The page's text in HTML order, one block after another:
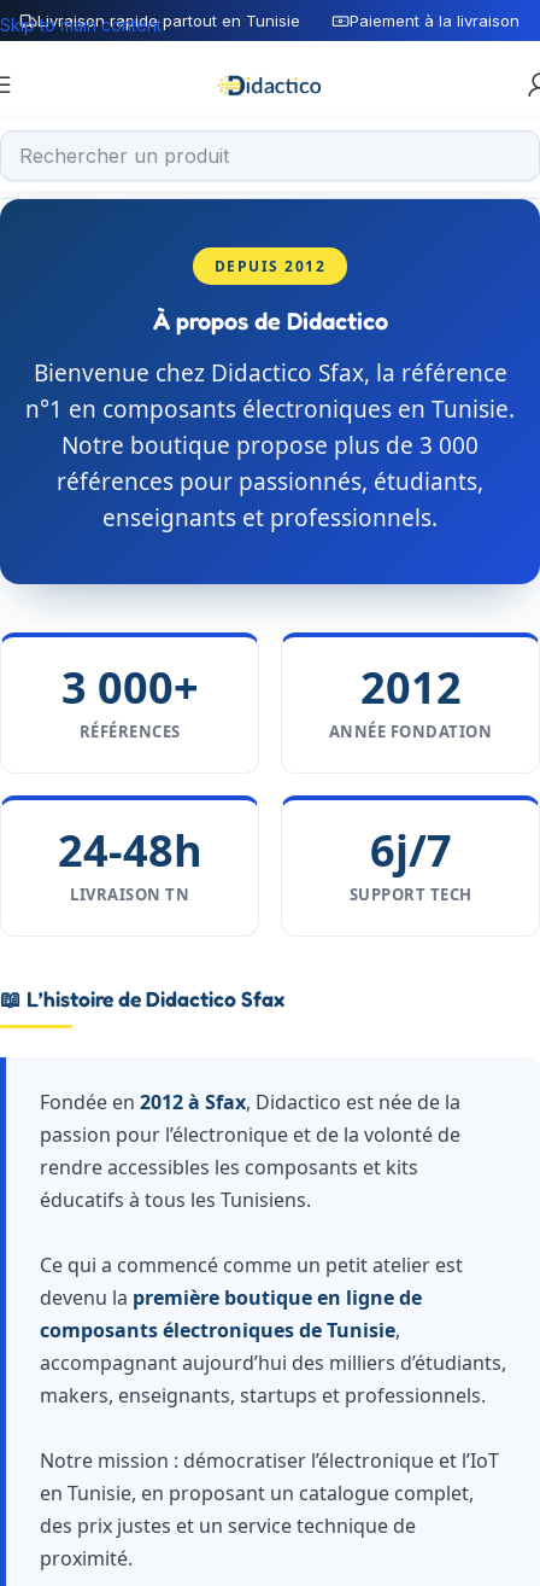
Livraison rapide partout en Tunisie Paiement à la livraison
Skip to main content
DEPUIS 2012
À propos de Didactico
Bienvenue chez Didactico Sfax, la référence
n°1 en composants électroniques en Tunisie.
Notre boutique propose plus de 3 000
références pour passionnés, étudiants,
enseignants et professionnels.
3 000+
RÉFÉRENCES
2012
ANNÉE FONDATION
24-48h
LIVRAISON TN
6j/7
SUPPORT TECH
📖 L’histoire de Didactico Sfax
Fondée en 2012 à Sfax, Didactico est née de la
passion pour l’électronique et de la volonté de
rendre accessibles les composants et kits
éducatifs à tous les Tunisiens.
Ce qui a commencé comme un petit atelier est
devenu la première boutique en ligne de
composants électroniques de Tunisie,
accompagnant aujourd’hui des milliers d’étudiants,
makers, enseignants, startups et professionnels.
Notre mission : démocratiser l’électronique et l’IoT
en Tunisie, en proposant un catalogue complet,
des prix justes et un service technique de
proximité.